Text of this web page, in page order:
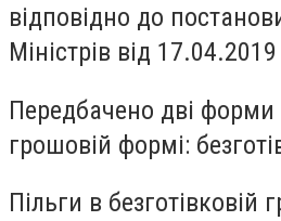
відповідно до
Міністрів від
Передбачено дві форми
грошовій формі:
Пільги в безготівковій